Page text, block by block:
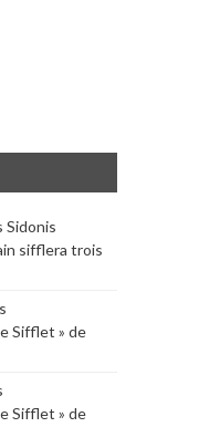
Sidonis
sifflera trois
Sifflet » de
Sifflet » de